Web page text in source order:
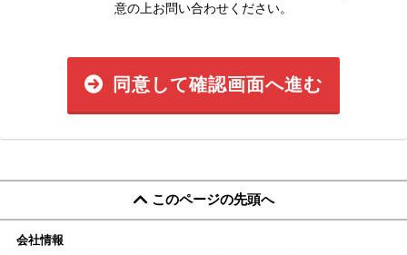
意の上お問い合わせください。
同意して確認画面へ進む
このページの先頭へ
会社情報